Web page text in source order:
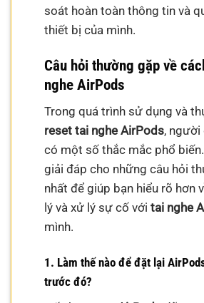
soát hoàn toàn thông tin và
thiết bị của mình.
Câu hỏi thường gặp về
nghe AirPods
Trong quá trình sử dụng và
reset tai nghe AirPods,
có một số thắc mắc phổ
giải đáp cho những câu hỏi
nhất để giúp bạn hiểu rõ hơn
lý và xử lý sự cố vớitai nghe
mình.
1. Làm thế nào để đặt lại
trước đó?